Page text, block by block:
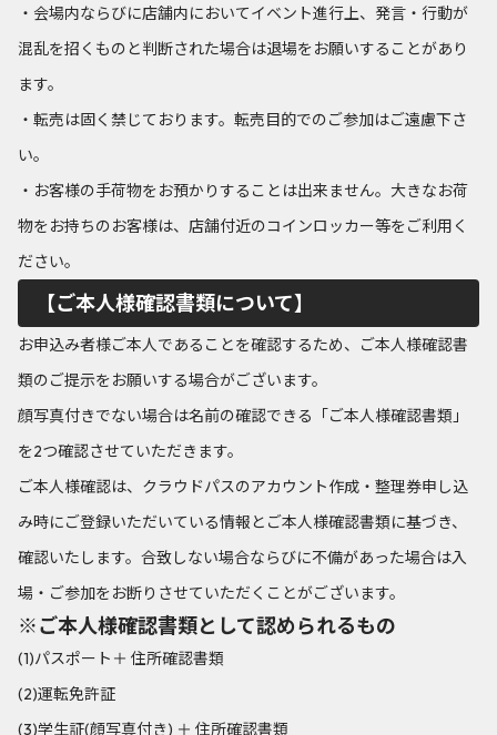
・会場内ならびに店舗内においてイベント進行上、発言・行動が
混乱を招くものと判断された場合は退場をお願いすることがあり
ます。
・転売は固く禁じております。転売目的でのご参加はご遠慮下さ
い。
・お客様の手荷物をお預かりすることは出来ません。大きなお荷
物をお持ちのお客様は、店舗付近のコインロッカー等をご利用く
ださい。
【ご本人様確認書類について】
お申込み者様ご本人であることを確認するため、ご本人様確認書
類のご提示をお願いする場合がございます。
顔写真付きでない場合は名前の確認できる「ご本人様確認書類」
を2つ確認させていただきます。
ご本人様確認は、クラウドパスのアカウント作成・整理券申し込
み時にご登録いただいている情報とご本人様確認書類に基づき、
確認いたします。合致しない場合ならびに不備があった場合は入
場・ご参加をお断りさせていただくことがございます。
※ご本⼈様確認書類として認められるもの
(1)パスポート＋ 住所確認書類
(2)運転免許証
(3)学⽣証(顔写真付き) ＋ 住所確認書類